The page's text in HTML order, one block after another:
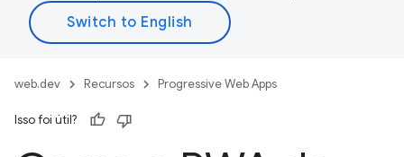
web.dev Recursos Progressive Web Apps
Isso foi útil?